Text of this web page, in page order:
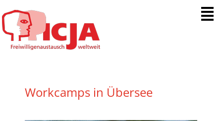
Menue
Workcamps in Übersee